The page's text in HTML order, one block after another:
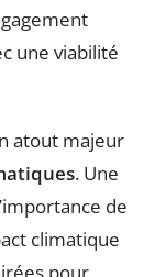
une viabilité
atout majeur
. Une
de
climatique
pour